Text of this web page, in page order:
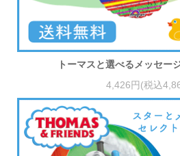
トーマスと選べるメッセー
4,426円(税込